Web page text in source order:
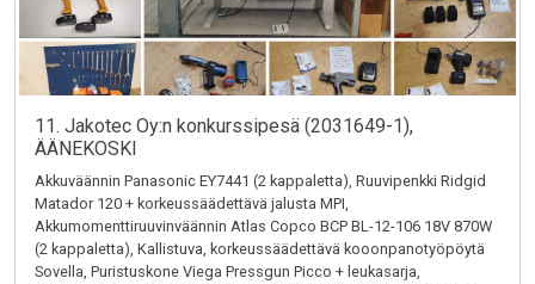
11. Jakotec Oy:n konkurssipesä (2031649-1),
ÄÄNEKOSKI
Akkuväännin Panasonic EY7441 (2 kappaletta), Ruuvipenkki Ridgid
Matador 120 + korkeussäädettävä jalusta MPI,
Akkumomenttiruuvinväännin Atlas Copco BCP BL-12-106 18V 870W
(2 kappaletta), Kallistuva, korkeussäädettävä kooonpanotyöpöytä
Sovella, Puristuskone Viega Pressgun Picco + leukasarja,